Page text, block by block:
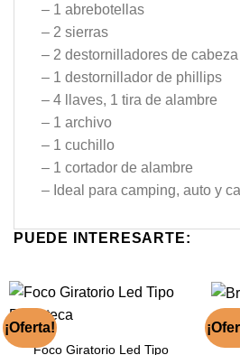
– 1 abrebotellas
– 2 sierras
– 2 destornilladores de
– 1 destornillador de phillips
– 4 llaves, 1 tira de alambre
– 1 archivo
– 1 cuchillo
– 1 cortador de alambre
– Ideal para camping, auto y
PUEDE INTERESARTE:
¡Oferta!
Foco Giratorio Led Tipo